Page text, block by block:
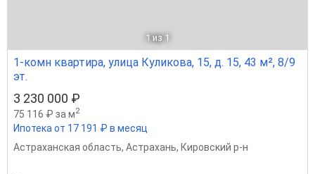
1 из 1
1-комн квартира, улица Куликова, 15, д. 15, 43 м², 8/9
эт.
3 230 000 ₽
75 116 ₽ за м2
Ипотека от 17 191 ₽ в месяц
Астраханская область, Астрахань, Кировский р-н